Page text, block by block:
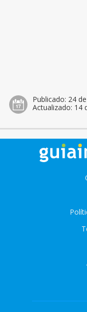
Publicado: 24
Actualizado: 14